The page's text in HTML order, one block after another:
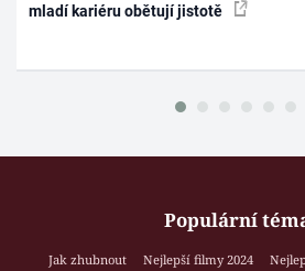
mladí kariéru obětují jistotě
Populární
Jak zhubnout Nejlepší filmy 2024